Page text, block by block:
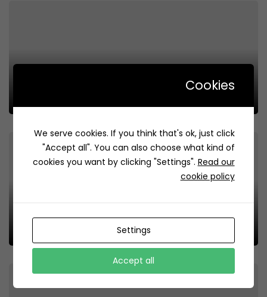
Abnormal | ابنورمال
Molten Chocolate Cafe – مولتن شوكليت كافيه
Cookies
We serve cookies. If you think that's ok, just click
"Accept all". You can also choose what kind of
cookies you want by clicking "Settings". Read our
cookie policy
Settings
Accept all